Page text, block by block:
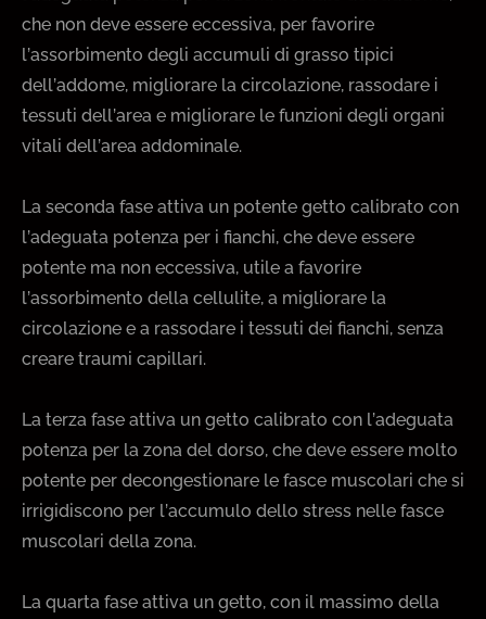
che non deve essere eccessiva, per favorire
l’assorbimento degli accumuli di grasso tipici
dell’addome, migliorare la circolazione, rassodare i
tessuti dell’area e migliorare le funzioni degli organi
vitali dell’area addominale.
La seconda fase attiva un potente getto calibrato con
l’adeguata potenza per i fianchi, che deve essere
potente ma non eccessiva, utile a favorire
l’assorbimento della cellulite, a migliorare la
circolazione e a rassodare i tessuti dei fianchi, senza
creare traumi capillari.
La terza fase attiva un getto calibrato con l’adeguata
potenza per la zona del dorso, che deve essere molto
potente per decongestionare le fasce muscolari che si
irrigidiscono per l’accumulo dello stress nelle fasce
muscolari della zona.
La quarta fase attiva un getto, con il massimo della